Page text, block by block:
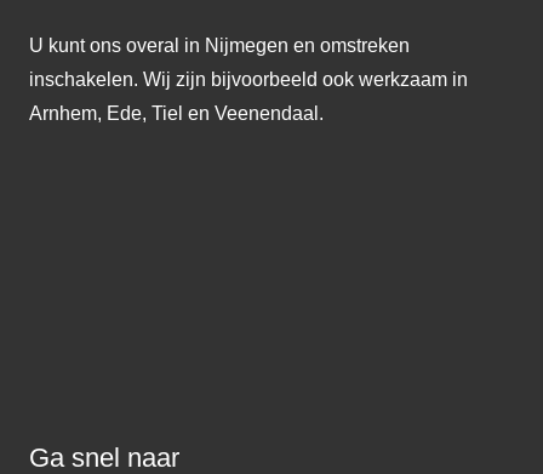
U kunt ons overal in Nijmegen en omstreken
inschakelen. Wij zijn bijvoorbeeld ook werkzaam in
Arnhem, Ede, Tiel en Veenendaal.
Ga snel naar